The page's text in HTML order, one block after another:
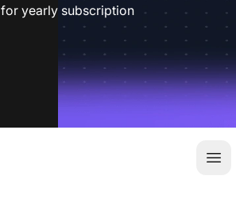
for yearly subscription